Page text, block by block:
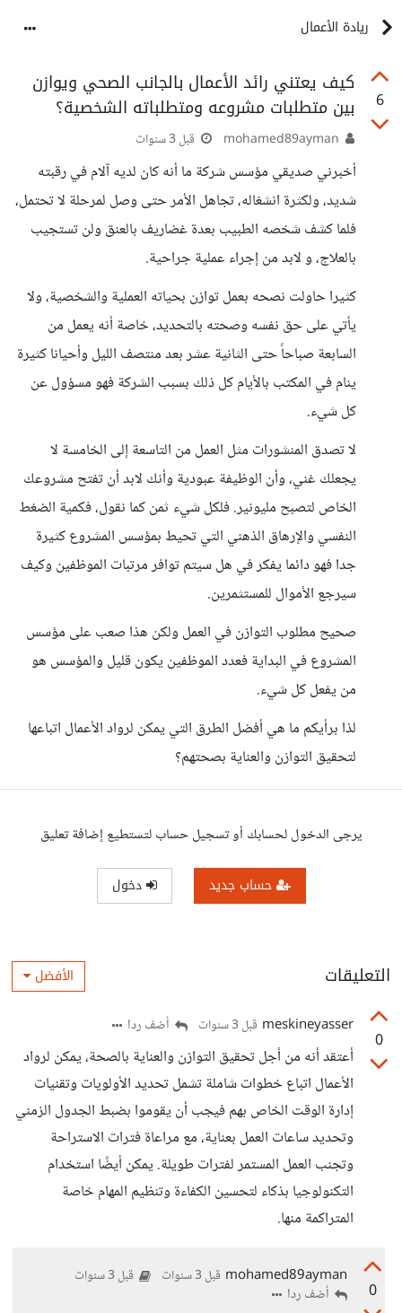
ريادة الأعمال
6
كيف يعتني رائد الأعمال بالجانب الصحي ويوازن
بين متطلبات مشروعه ومتطلباته الشخصية؟
قبل 3 سنوات
أخبرني صديقي مؤسس شركة ما أنه كان لديه آلام في رقبته
شديد، ولكثرة انشغاله، تجاهل الأمر حتى وصل لمرحلة لا تحتمل،
فلما كشف شخصه الطبيب بعدة غضاريف بالعنق ولن تستجيب
بالعلاج، و لابد من إجراء عملية جراحية.
كثيرا حاولت نصحه بعمل توازن بحياته العملية والشخصية، ولا
يأتي على حق نفسه وصحته بالتحديد، خاصة أنه يعمل من
السابعة صباحاً حتى الثانية عشر بعد منتصف الليل وأحيانا كثيرة
ينام في المكتب بالأيام كل ذلك بسبب الشركة فهو مسؤول عن
كل شيء.
لا تصدق المنشورات مثل العمل من التاسعة إلى الخامسة لا
يجعلك غني، وأن الوظيفة عبودية وأنك لابد أن تفتح مشروعك
الخاص لتصبح مليونير. فلكل شيء ثمن كما نقول، فكمية الضغط
النفسي والإرهاق الذهني التي تحيط بمؤسس المشروع كثيرة
جدا فهو دائما يفكر في هل سيتم توافر مرتبات الموظفين وكيف
سيرجع الأموال للمستثمرين.
صحيح مطلوب التوازن في العمل ولكن هذا صعب على مؤسس
المشروع في البداية فعدد الموظفين يكون قليل والمؤسس هو
من يفعل كل شيء.
لذا برأيكم ما هي أفضل الطرق التي يمكن لرواد الأعمال اتباعها
لتحقيق التوازن والعناية بصحتهم؟
يرجى الدخول لحسابك أو تسجيل حساب لتستطيع إضافة تعليق
حساب جديد دخول
التعليقات الأفضل
0
meskineyasser قبل 3 سنوات أضف ردا
أعتقد أنه من أجل تحقيق التوازن والعناية بالصحة، يمكن لرواد
الأعمال اتباع خطوات شاملة تشمل تحديد الأولويات وتقنيات
إدارة الوقت الخاص بهم فيجب أن يقوموا بضبط الجدول الزمني
وتحديد ساعات العمل بعناية، مع مراعاة فترات الاستراحة
وتجنب العمل المستمر لفترات طويلة. يمكن أيضًا استخدام
التكنولوجيا بذكاء لتحسين الكفاءة وتنظيم المهام خاصة
المتراكمة منها.
0
mohamed89ayman قبل 3 سنوات قبل 3 سنوات
أضف ردا